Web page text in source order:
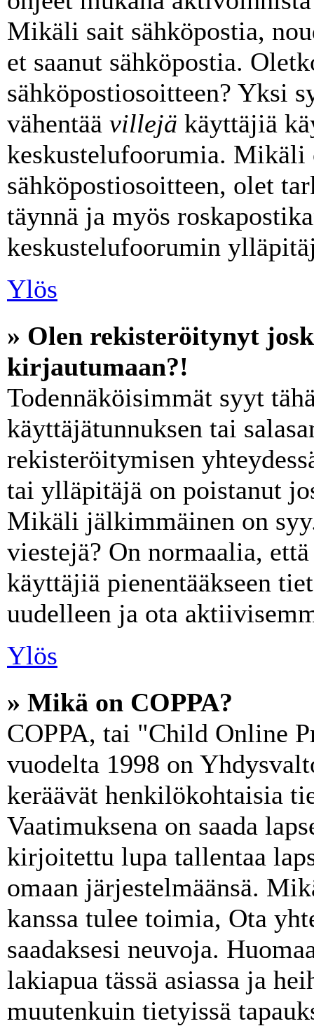
Mikäli sait sähköpostia,
et saanut sähköpostia.
sähköpostiosoitteen? Yksi
vähentää villejä käyttäjiä
keskustelufoorumia.
sähköpostiosoitteen, olet
täynnä ja myös
keskustelufoorumin
Ylös
» Olen rekisteröitynyt
kirjautumaan?!
Todennäköisimmät syyt
käyttäjätunnuksen tai
rekisteröitymisen
tai ylläpitäjä on poistanut
Mikäli jälkimmäinen on
viestejä? On normaalia,
käyttäjiä pienentääkseen
uudelleen ja ota
Ylös
» Mikä on COPPA?
COPPA, tai "Child Online
vuodelta 1998 on
keräävät henkilökohtaisia
Vaatimuksena on saada
kirjoitettu lupa tallentaa
omaan järjestelmäänsä.
kanssa tulee toimia, Ota
saadaksesi neuvoja.
lakiapua tässä asiassa ja
muutenkuin tietyissä